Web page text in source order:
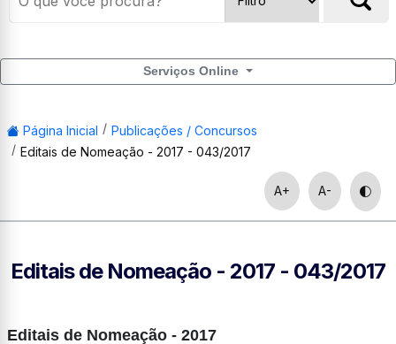
Serviços Online
Página Inicial
Publicações / Concursos
Editais de Nomeação - 2017 - 043/2017
A+ A-
Editais de Nomeação - 2017 - 043/2017
Editais de Nomeação - 2017